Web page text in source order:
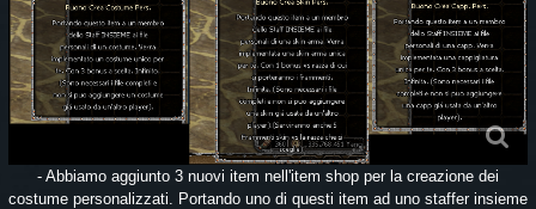
- Abbiamo aggiunto 3 nuovi item nell'item shop per la creazione dei
costume personalizzati. Portando uno di questi item ad uno staffer insieme